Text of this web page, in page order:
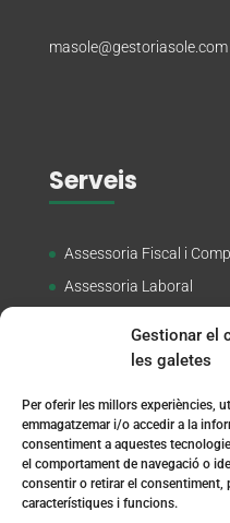
Gestionar el
les galetes
Per oferir les millors experiències,
emmagatzemar i/o accedir a la
consentiment a aquestes
el comportament de navegació o
consentir o retirar el consentiment,
característiques i funcions.
masole@gestoriasole.com
Serveis
Assessoria Fiscal i
Assessoria Laboral
Assessoria Jurídica
Assessoria LOPD
Altres Tràmits